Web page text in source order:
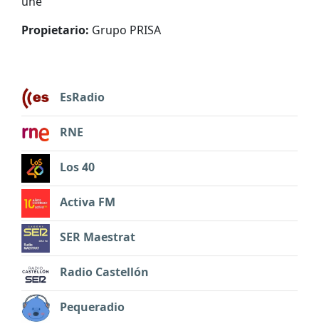
Propietario: Grupo PRISA
EsRadio
RNE
Los 40
Activa FM
SER Maestrat
Radio Castellón
Pequeradio